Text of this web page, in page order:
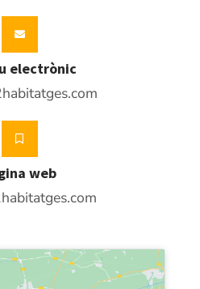
electrònic
web